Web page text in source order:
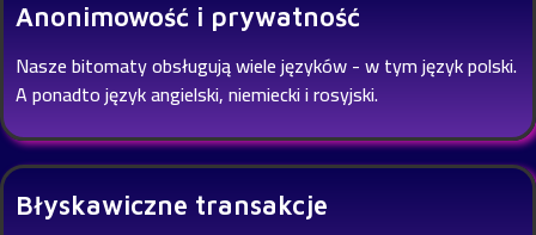
Anonimowość i prywatność
Nasze bitomaty obsługują wiele języków - w tym język polski.
A ponadto język angielski, niemiecki i rosyjski.
Błyskawiczne transakcje